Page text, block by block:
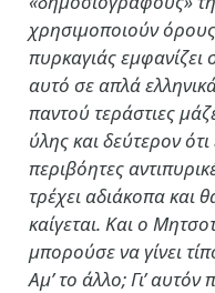
χρησιμοποιούν
πυρκαγιάς εμφανίζει
αυτό σε απλά
παντού τεράστιες
ύλης και δεύτερον ότι
περιβόητες
τρέχει αδιάκοπα και
καίγεται. Και ο
μπορούσε να γίνει
Αμ’ το άλλο; Γι’